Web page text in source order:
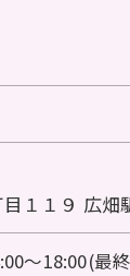
１１９ 広畑
～18:00(最